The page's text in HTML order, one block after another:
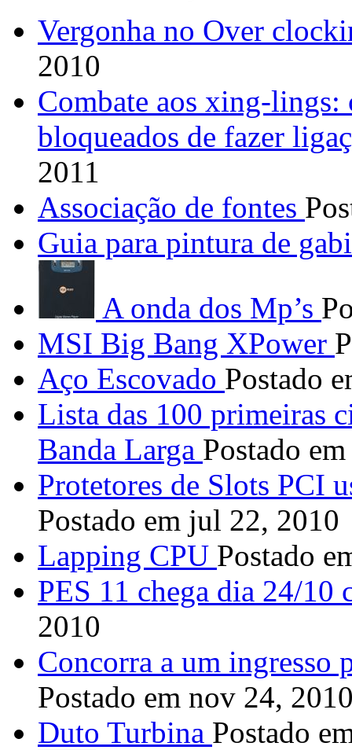
Vergonha no Over
2010
Combate aos xing-lings:
bloqueados de fazer
2011
Associação de fontes
Guia para pintura de
A onda dos Mp’s
MSI Big Bang XPower
Aço Escovado Postado
Lista das 100 primeiras
Banda Larga Postado
Protetores de Slots PCI
Postado em jul 22, 2010
Lapping CPU Postado
PES 11 chega dia 24/10
2010
Concorra a um ingresso
Postado em nov 24,
Duto Turbina Postado